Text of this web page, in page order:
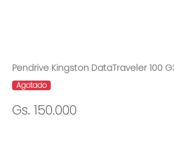
Pendrive Kingston DataTraveler 100
Agotado
Gs. 150.000